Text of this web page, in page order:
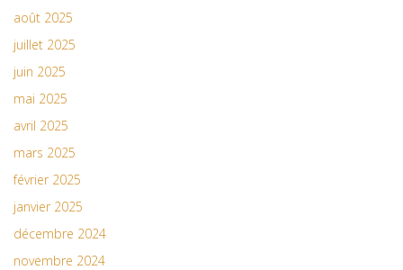
août 2025
juillet 2025
juin 2025
mai 2025
avril 2025
mars 2025
février 2025
janvier 2025
décembre 2024
novembre 2024